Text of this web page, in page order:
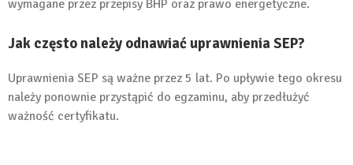
wymagane przez przepisy BHP oraz prawo energetyczne.
Jak często należy odnawiać uprawnienia SEP?
Uprawnienia SEP są ważne przez 5 lat. Po upływie tego okresu
należy ponownie przystąpić do egzaminu, aby przedłużyć
ważność certyfikatu.